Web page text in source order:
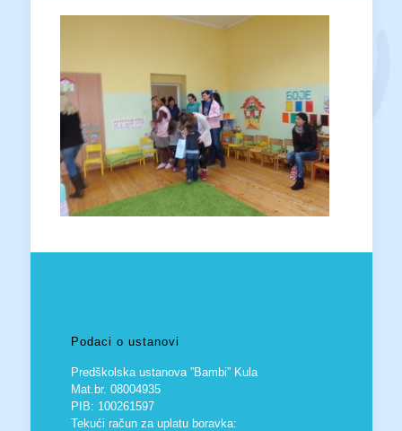
Podaci o ustanovi
Predškolska ustanova ”Bambi” Kula
Mat.br. 08004935
PIB: 100261597
Tekući račun za uplatu boravka: